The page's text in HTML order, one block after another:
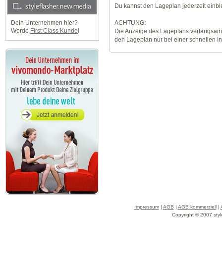
Dein Unternehmen hier?
Werde First Class Kunde!
Du kannst den Lageplan jederzeit
ACHTUNG:
Die Anzeige des Lageplans
den Lageplan nur bei einer schnellen
Impressum| AGB | AGB kommerziell|
Copyright © 2007